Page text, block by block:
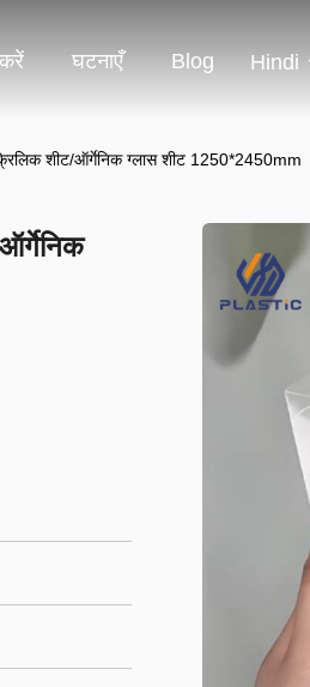
घटनाएँ Blog Hindi
शीट/ऑर्गेनिक ग्लास शीट 1250*2450mm